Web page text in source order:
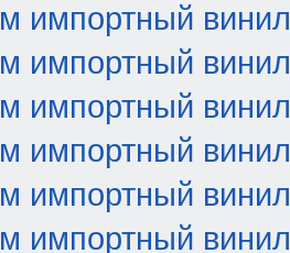
импортный винил
импортный винил
импортный винил
импортный винил
импортный винил
импортный винил